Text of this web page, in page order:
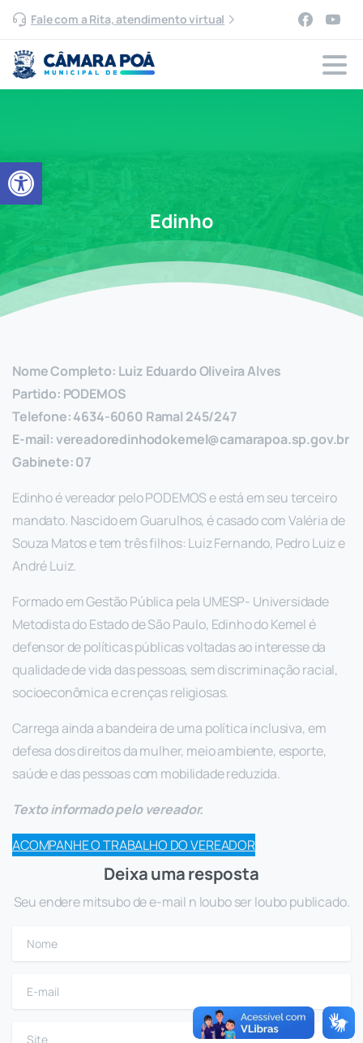
Abrir a barra de ferramentas
Fale com a Rita, atendimento virtual
Edinho
Nome Completo: Luiz Eduardo Oliveira Alves
Partido: PODEMOS
Telefone: 4634-6060 Ramal 245/247
E-mail:vereadoredinhodokemel@camarapoa.sp.gov.br
Gabinete: 07
Edinho é vereador pelo PODEMOS e está em seu terceiro
mandato. Nascido em Guarulhos, é casado com Valéria de
Souza Matos e tem três filhos: Luiz Fernando, Pedro Luiz e
André Luiz.
Formado em Gestão Pública pela UMESP- Universidade
Metodista do Estado de São Paulo, Edinho do Kemel é
defensor de políticas públicas voltadas ao interesse da
qualidade de vida das pessoas, sem discriminação racial,
socioeconômica e crenças religiosas.
Carrega ainda a bandeira de uma política inclusiva, em
defesa dos direitos da mulher, meio ambiente, esporte,
saúde e das pessoas com mobilidade reduzida.
Texto informado pelo vereador.
ACOMPANHE O TRABALHO DO VEREADOR
Deixa uma resposta
Seu endere mitsubo de e-mail n loubo ser loubo publicado.
Nome
E-mail
Site